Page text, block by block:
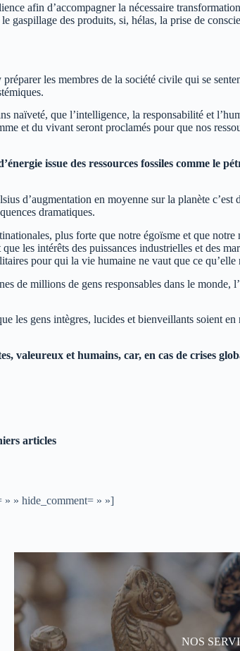
afin d’accompagner la nécessaire
gaspillage des produits, si, hélas, la prise de
les membres de la société civile qui se
naïveté, que l’intelligence, la responsabilité et
et du vivant seront proclamés pour que nos
issue des ressources fossiles comme le
d’augmentation en moyenne sur la planète c’est
dramatiques.
plus forte que notre égoïsme et que
les intérêts des puissances industrielles et des
pour qui la vie humaine ne vaut que ce qu’elle
millions de gens responsables dans le monde,
les gens intègres, lucides et bienveillants soient
valeureux et humains, car, en cas de crises
articles
» » hide_comment= » »]
NOS
Nos